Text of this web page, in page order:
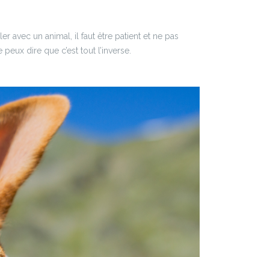
avec un animal, il faut être patient et ne pas
dire que c’est tout l’inverse.